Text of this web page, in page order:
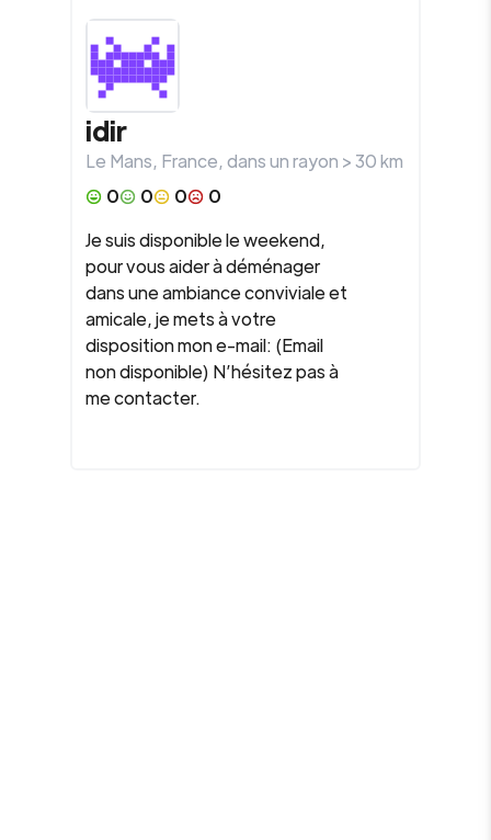
idir
Le Mans, France, dans un rayon >30km
0
0 0
0
Je suis disponible le weekend,
pour vous aider à déménager
dans une ambiance conviviale et
amicale, je mets à votre
disposition mon e-mail: (Email
non disponible) N’hésitez pas à
me contacter.